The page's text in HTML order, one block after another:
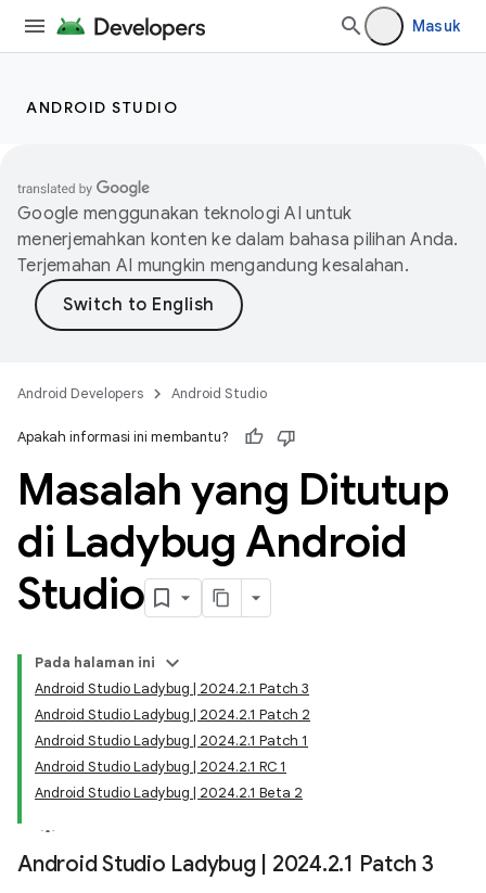
Masuk
ANDROID STUDIO
Google menggunakan teknologi AI untuk
menerjemahkan konten ke dalam bahasa pilihan Anda.
Terjemahan AI mungkin mengandung kesalahan.
Android Developers Android Studio
Apakah informasi ini membantu?
Masalah yang Ditutup
di Ladybug Android
Studio
Pada halaman ini
Android Studio Ladybug | 2024.2.1 Patch 3
Android Studio Ladybug | 2024.2.1 Patch 2
Android Studio Ladybug | 2024.2.1 Patch 1
Android Studio Ladybug | 2024.2.1 RC 1
Android Studio Ladybug | 2024.2.1 Beta 2
Android Studio Ladybug 2024.2.1 Patch 3